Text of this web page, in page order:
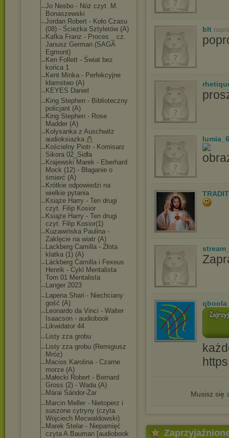
Jo Nesbo - Nóż czyt. M.
Bonaszewski
Jordan Robert - Koło Czasu
(08) - Ścieżka Sztyletów (A)
Kafka Franz - Proces _ cz.
Janusz German (SAGA
Egmont)
Ken Follett - Świat bez
końca 1
Kent Minka - Perfekcyjne
kłamstwo (A)
KEYES Daniel
King Stephen - Biblioteczny
policjant (A)
King Stephen - Rose
Madder (A)
Kolysanka z Auschwitz
audioksiazka
Kościelny Piotr - Komisarz
Sikora 02_Sidła
Krajewski Marek - Eberhard
Mock (12) - Błaganie o
śmierć (A)
Krótkie odpowiedzi na
wielkie pytania
Książe Harry - Ten drugi
czyt. Filip Kosior
Książe Harry - Ten drugi
czyt. Filip Kosior(1)
Kuzawińska Paulina -
Zaklęcie na wiatr (A)
Lackberg Camilla - Złota
klatka (1) (A)
Läckberg Camilla i Fexeus
Henrik - Cykl Mentalista
Tom 01 Mentalista
Langer 2023
Lapena Shari - Niechciany
gość (A)
Leonardo da Vinci - Walter
Isaacson - audiobook
Likwidator 44
Listy zza grobu
Listy zza grobu (Remigiusz
Mróz)
Macios Karolina - Czarne
morze (A)
Małecki Robert - Bernard
Gross (2) - Wada (A)
Márai Sándor-Żar
Marcin Meller - Nietoperz i
suszone cytryny (czyta
Wojciech Mecwaldowski)
Marek Stelar - Niepamięć
czyta A.Bauman [audiobook
blt
qboola
Musisz się